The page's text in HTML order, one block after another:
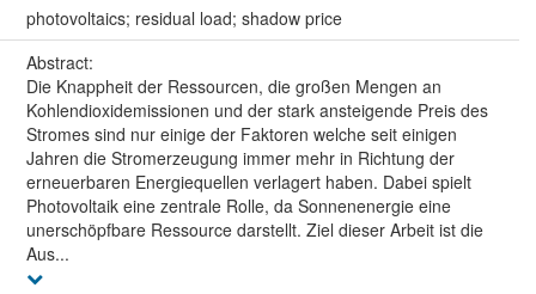
photovoltaics; residual load; shadow price
Abstract:
Die Knappheit der Ressourcen, die großen Mengen an
Kohlendioxidemissionen und der stark ansteigende Preis des
Stromes sind nur einige der Faktoren welche seit einigen
Jahren die Stromerzeugung immer mehr in Richtung der
erneuerbaren Energiequellen verlagert haben. Dabei spielt
Photovoltaik eine zentrale Rolle, da Sonnenenergie eine
unerschöpfbare Ressource darstellt. Ziel dieser Arbeit ist die
Aus...